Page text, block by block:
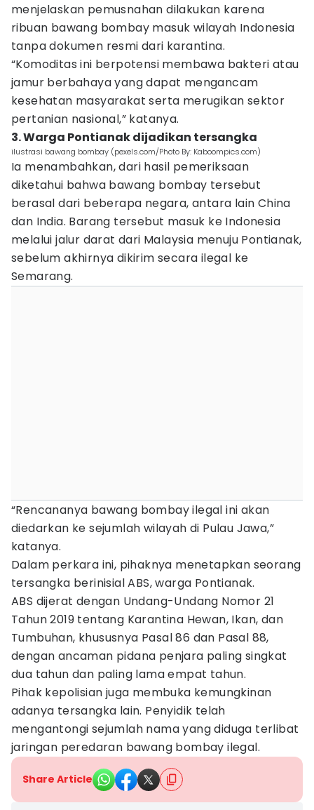
menjelaskan pemusnahan dilakukan karena
ribuan bawang bombay masuk wilayah Indonesia
tanpa dokumen resmi dari karantina.
“Komoditas ini berpotensi membawa bakteri atau
jamur berbahaya yang dapat mengancam
kesehatan masyarakat serta merugikan sektor
pertanian nasional,” katanya.
3. Warga Pontianak dijadikan tersangka
ilustrasi bawang bombay (pexels.com/Photo By: Kaboompics.com)
Ia menambahkan, dari hasil pemeriksaan
diketahui bahwa bawang bombay tersebut
berasal dari beberapa negara, antara lain China
dan India. Barang tersebut masuk ke Indonesia
melalui jalur darat dari Malaysia menuju Pontianak,
sebelum akhirnya dikirim secara ilegal ke
Semarang.
“Rencananya bawang bombay ilegal ini akan
diedarkan ke sejumlah wilayah di Pulau Jawa,”
katanya.
Dalam perkara ini, pihaknya menetapkan seorang
tersangka berinisial ABS, warga Pontianak.
ABS dijerat dengan Undang-Undang Nomor 21
Tahun 2019 tentang Karantina Hewan, Ikan, dan
Tumbuhan, khususnya Pasal 86 dan Pasal 88,
dengan ancaman pidana penjara paling singkat
dua tahun dan paling lama empat tahun.
Pihak kepolisian juga membuka kemungkinan
adanya tersangka lain. Penyidik telah
mengantongi sejumlah nama yang diduga terlibat
jaringan peredaran bawang bombay ilegal.
Share Article